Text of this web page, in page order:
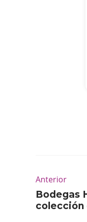
Anterior
Bodegas
colección